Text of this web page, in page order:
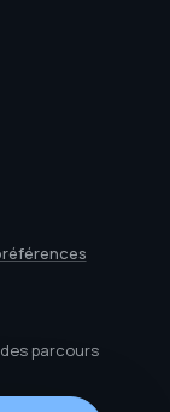
parcours